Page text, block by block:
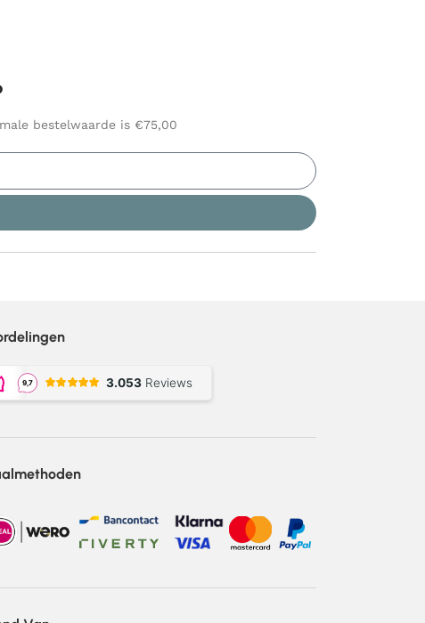
bestelwaarde is €75,00